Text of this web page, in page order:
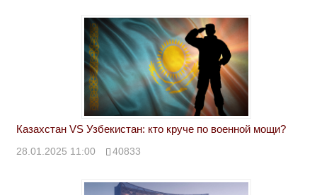
Казахстан VS Узбекистан: кто круче по военной мощи?
28.01.2025 11:00 40833